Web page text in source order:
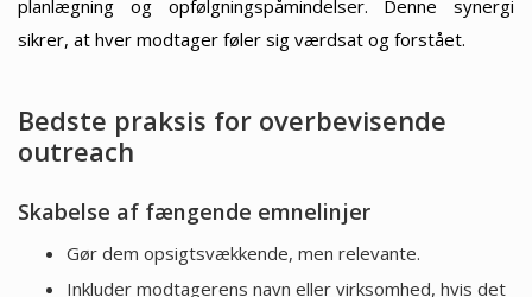
planlægning og opfølgningspåmindelser. Denne synergi
sikrer, at hver modtager føler sig værdsat og forstået.
Bedste praksis for overbevisende
outreach
Skabelse af fængende emnelinjer
Gør dem opsigtsvækkende, men relevante.
Inkluder modtagerens navn eller virksomhed, hvis det